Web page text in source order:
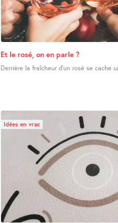
Et le rosé, on en parle ?
Derrière la fraîcheur d’un rosé se cache
Idées en vrac